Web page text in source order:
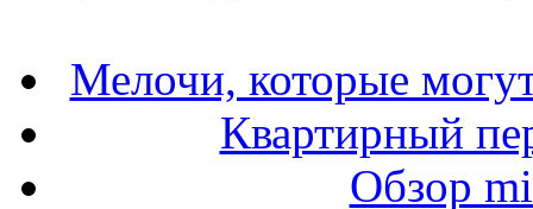
Мелочи, которые
Квартирный
Обзор